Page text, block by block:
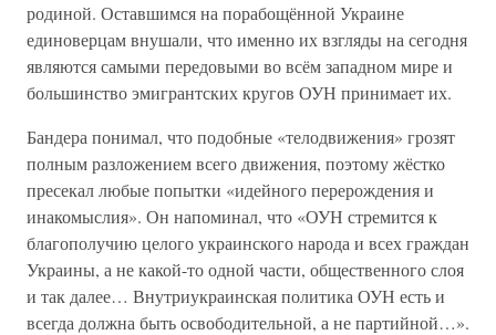
родиной. Оставшимся на порабощённой Украине
единоверцам внушали, что именно их взгляды на сегодня
являются самыми передовыми во всём западном мире и
большинство эмигрантских кругов ОУН принимает их.
Бандера понимал, что подобные «телодвижения» грозят
полным разложением всего движения, поэтому жёстко
пресекал любые попытки «идейного перерождения и
инакомыслия». Он напоминал, что «ОУН стремится к
благополучию целого украинского народа и всех граждан
Украины, а не какой-то одной части, общественного слоя
и так далее… Внутриукраинская политика ОУН есть и
всегда должна быть освободительной, а не партийной…».